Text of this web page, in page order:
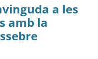
a les
amb la